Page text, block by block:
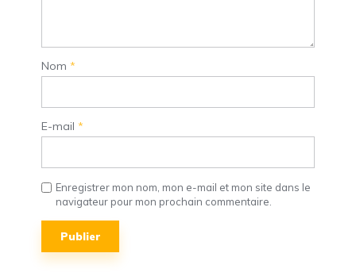
Nom *
E-mail *
Enregistrer mon nom, mon e-mail et mon site dans le
navigateur pour mon prochain commentaire.